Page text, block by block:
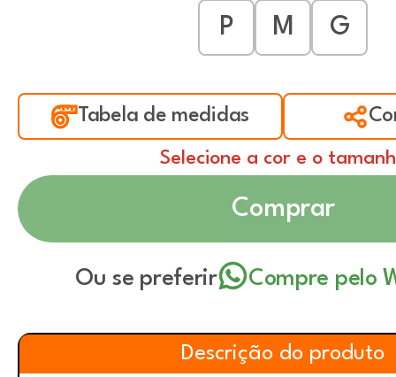
P
M G
Tabela de medidas
Selecione a cor e o
Comprar
Ou se preferir Compre pelo
Descrição do produto